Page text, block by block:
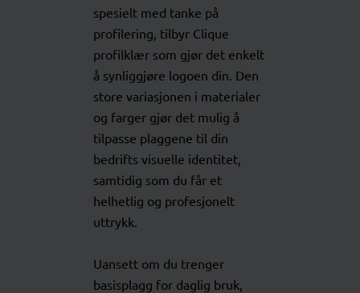
spesielt med tanke på
profilering, tilbyr Clique
profilklær som gjør det enkelt
å synliggjøre logoen din. Den
store variasjonen i materialer
og farger gjør det mulig å
tilpasse plaggene til din
bedrifts visuelle identitet,
samtidig som du får et
helhetlig og profesjonelt
uttrykk.
Uansett om du trenger
basisplagg for daglig bruk,